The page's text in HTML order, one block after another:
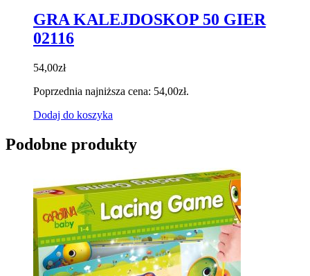
GRA KALEJDOSKOP 50 GIER
02116
54,00zł
Poprzednia najniższa cena: 54,00zł.
Dodaj do koszyka
Podobne produkty